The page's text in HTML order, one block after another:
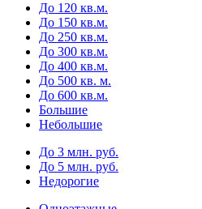
До 120 кв.м.
До 150 кв.м.
До 250 кв.м.
До 300 кв.м.
До 400 кв.м.
До 500 кв. м.
До 600 кв.м.
Большие
Небольшие
До 3 млн. руб.
До 5 млн. руб.
Недорогие